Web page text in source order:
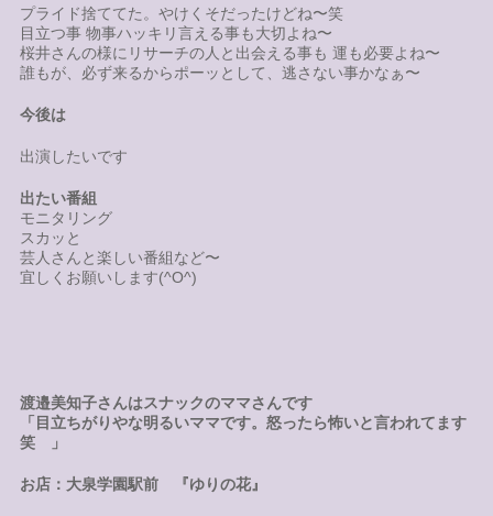
プライド捨ててた。やけくそだったけどね〜笑
目立つ事 物事ハッキリ言える事も大切よね〜
桜井さんの様にリサーチの人と出会える事も 運も必要よね〜
誰もが、必ず来るからポーッとして、逃さない事かなぁ〜
今後は
出演したいです
出たい番組
モニタリング
スカッと
芸人さんと楽しい番組など〜
宜しくお願いします(^O^)
渡邉美知子さんはスナックのママさんです
「目立ちがりやな明るいママです。怒ったら怖いと言われてます
笑 」
お店：大泉学園駅前 『ゆりの花』